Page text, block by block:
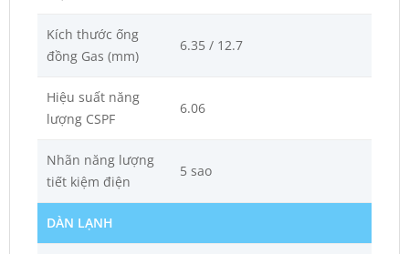
Kích thước ống
đồng Gas (mm)
6.35 / 12.7
Hiệu suất năng
lượng CSPF
6.06
Nhãn năng lượng
tiết kiệm điện
5 sao
DÀN LẠNH